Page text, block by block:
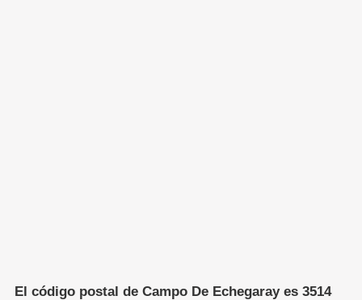
El código postal de Campo De Echegaray es 3514